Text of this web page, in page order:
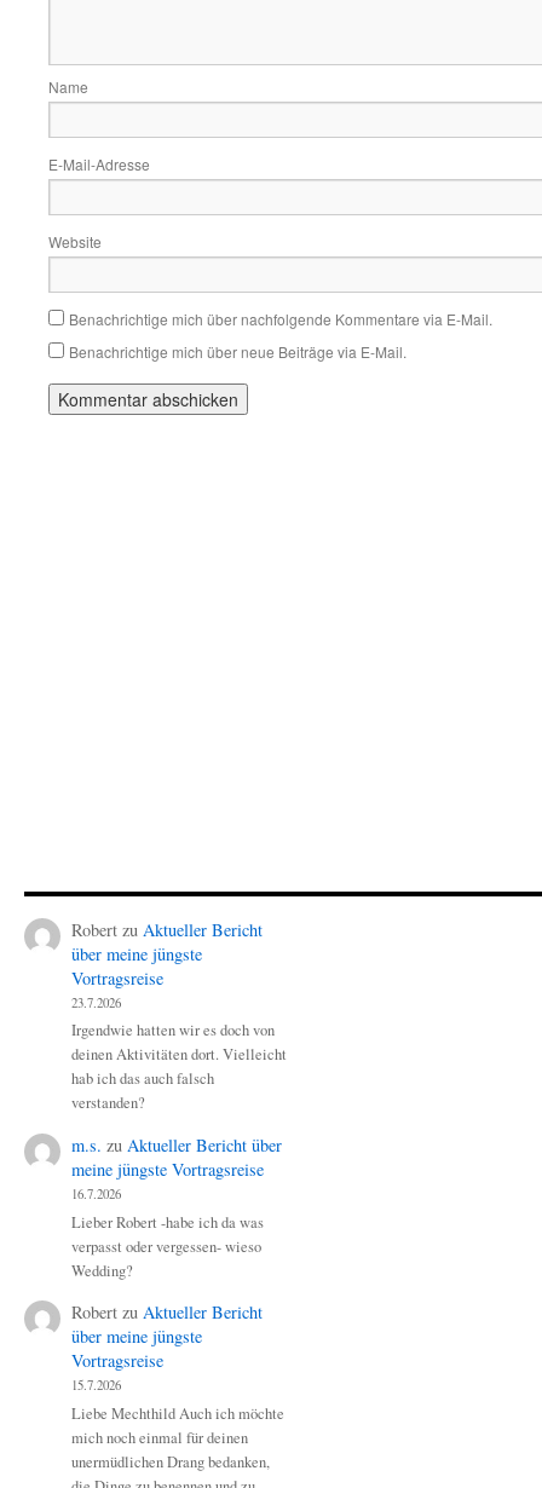
Name
E-Mail-Adresse
Website
Benachrichtige mich über nachfolgende Kommentare via E-Mail.
Benachrichtige mich über neue Beiträge via E-Mail.
Robert zu Aktueller Bericht
über meine jüngste
Vortragsreise
23.7.2026
Irgendwie hatten wir es doch von
deinen Aktivitäten dort. Vielleicht
hab ich das auch falsch
verstanden?
m.s. zu Aktueller Bericht über
meine jüngste Vortragsreise
16.7.2026
Lieber Robert -habe ich da was
verpasst oder vergessen- wieso
Wedding?
Robert zu Aktueller Bericht
über meine jüngste
Vortragsreise
15.7.2026
Liebe Mechthild Auch ich möchte
mich noch einmal für deinen
unermüdlichen Drang bedanken,